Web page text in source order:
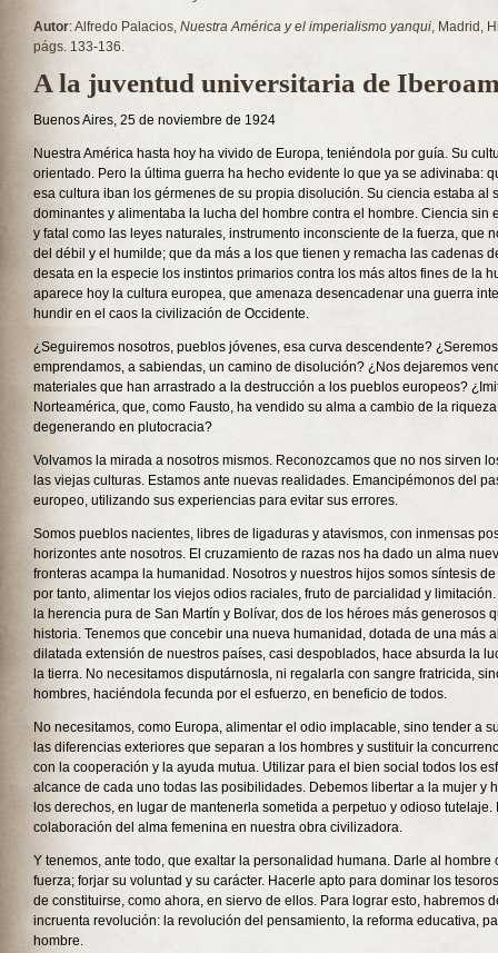
Autor: Alfredo Palacios, Nuestra América y el imperialismo yanqui, Madrid,
págs. 133-136.
A la juventud universitaria de
Buenos Aires, 25 de noviembre de 1924
Nuestra América hasta hoy ha vivido de Europa, teniéndola por guía. Su
orientado. Pero la última guerra ha hecho evidente lo que ya se adivinaba:
esa cultura iban los gérmenes de su propia disolución. Su ciencia estaba al
dominantes y alimentaba la lucha del hombre contra el hombre. Ciencia sin
y fatal como las leyes naturales, instrumento inconsciente de la fuerza, que
del débil y el humilde; que da más a los que tienen y remacha las cadenas
desata en la especie los instintos primarios contra los más altos fines de la
aparece hoy la cultura europea, que amenaza desencadenar una guerra
hundir en el caos la civilización de Occidente.
¿Seguiremos nosotros, pueblos jóvenes, esa curva descendente?
emprendamos, a sabiendas, un camino de disolución? ¿Nos dejaremos
materiales que han arrastrado a la destrucción a los pueblos europeos?
Norteamérica, que, como Fausto, ha vendido su alma a cambio de la
degenerando en plutocracia?
Volvamos la mirada a nosotros mismos. Reconozcamos que no nos sirven
las viejas culturas. Estamos ante nuevas realidades. Emancipémonos del
europeo, utilizando sus experiencias para evitar sus errores.
Somos pueblos nacientes, libres de ligaduras y atavismos, con inmensas
horizontes ante nosotros. El cruzamiento de razas nos ha dado un alma
fronteras acampa la humanidad. Nosotros y nuestros hijos somos síntesis
por tanto, alimentar los viejos odios raciales, fruto de parcialidad y
la herencia pura de San Martín y Bolívar, dos de los héroes más generosos
historia. Tenemos que concebir una nueva humanidad, dotada de una más
dilatada extensión de nuestros países, casi despoblados, hace absurda la
la tierra. No necesitamos disputárnosla, ni regalarla con sangre fratricida,
hombres, haciéndola fecunda por el esfuerzo, en beneficio de todos.
No necesitamos, como Europa, alimentar el odio implacable, sino tender a
las diferencias exteriores que separan a los hombres y sustituir la
con la cooperación y la ayuda mutua. Utilizar para el bien social todos los
alcance de cada uno todas las posibilidades. Debemos libertar a la mujer y
los derechos, en lugar de mantenerla sometida a perpetuo y odioso
colaboración del alma femenina en nuestra obra civilizadora.
Y tenemos, ante todo, que exaltar la personalidad humana. Darle al hombre
fuerza; forjar su voluntad y su carácter. Hacerle apto para dominar los
de constituirse, como ahora, en siervo de ellos. Para lograr esto, habremos
incruenta revolución: la revolución del pensamiento, la reforma educativa,
hombre.